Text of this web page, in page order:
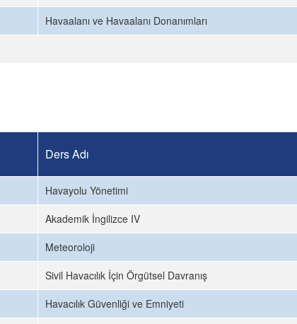
Havaalanı ve Havaalanı Donanımları
Ders Adı
Havayolu Yönetimi
Akademik İngilizce IV
Meteoroloji
Sivil Havacılık İçin Örgütsel Davranış
Havacılık Güvenliği ve Emniyeti